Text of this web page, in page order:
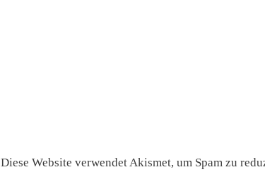
Diese Website verwendet Akismet, um Spam zu